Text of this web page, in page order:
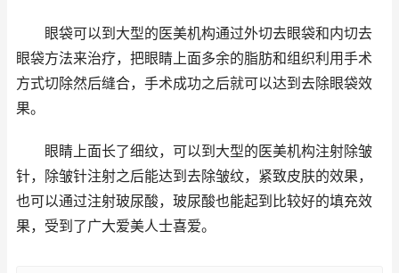
眼袋可以到大型的医美机构通过外切去眼袋和内切去
眼袋方法来治疗，把眼睛上面多余的脂肪和组织利用手术
方式切除然后缝合，手术成功之后就可以达到去除眼袋效
果。
眼睛上面长了细纹，可以到大型的医美机构注射除皱
针，除皱针注射之后能达到去除皱纹，紧致皮肤的效果，
也可以通过注射玻尿酸，玻尿酸也能起到比较好的填充效
果，受到了广大爱美人士喜爱。